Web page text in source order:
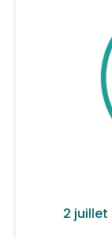
2 juillet